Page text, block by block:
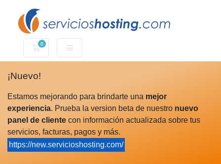
0
Carro de Pedidos
¡Nuevo!
Estamos mejorando para brindarte una mejor
experiencia. Prueba la version beta de nuestro nuevo
panel de cliente con información actualizada sobre tus
servicios, facturas, pagos y más.
https://new.servicioshosting.com/